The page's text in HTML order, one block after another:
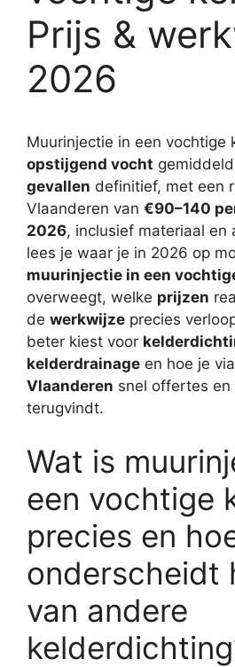
Prijs &
2026
Muurinjectie in een vochtige
opstijgend vocht
gevallen definitief, met een
Vlaanderen van €90–140
2026, inclusief materiaal en
lees je waar je in 2026 op
muurinjectie in een
overweegt, welke prijzen
de werkwijze precies
beter kiest voor
kelderdrainage en hoe je via
Vlaanderen snel offertes en
terugvindt.
Wat is
een vochtige
precies en
onderscheidt
van andere